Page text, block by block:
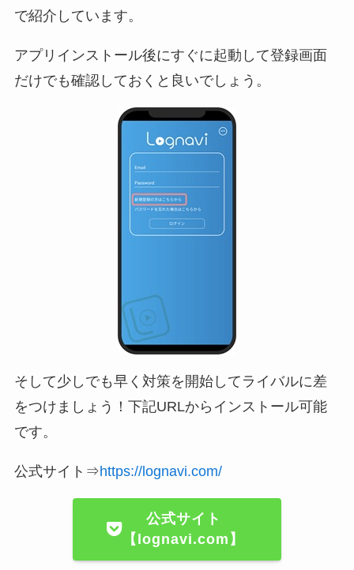
で紹介しています。
アプリインストール後にすぐに起動して登録画面
だけでも確認しておくと良いでしょう。
そして少しでも早く対策を開始してライバルに差
をつけましょう！下記URLからインストール可能
です。
公式サイト⇒https://lognavi.com/
公式サイト
【lognavi.com】